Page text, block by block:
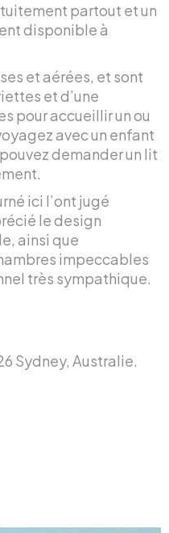
partout et un
disponible à
et aérées, et sont
et d’une
pour accueillir un ou
avec un enfant
demander un lit
ici l’ont jugé
le design
ainsi que
impeccables
très sympathique.
Sydney, Australie.